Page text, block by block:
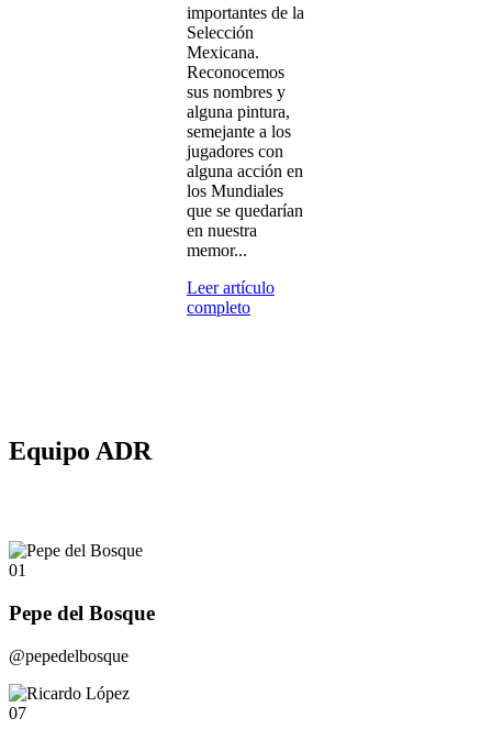
importantes de la
Selección
Mexicana.
Reconocemos
sus nombres y
alguna pintura,
semejante a los
jugadores con
alguna acción en
los Mundiales
que se quedarían
en nuestra
memor...
Leer artículo
completo
Equipo ADR
01
Pepe del Bosque
@pepedelbosque
07